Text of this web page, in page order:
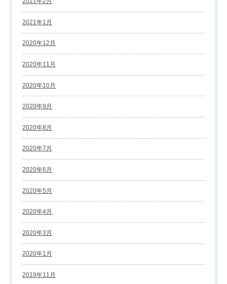
2021年1月
2020年12月
2020年11月
2020年10月
2020年9月
2020年8月
2020年7月
2020年6月
2020年5月
2020年4月
2020年3月
2020年1月
2019年11月